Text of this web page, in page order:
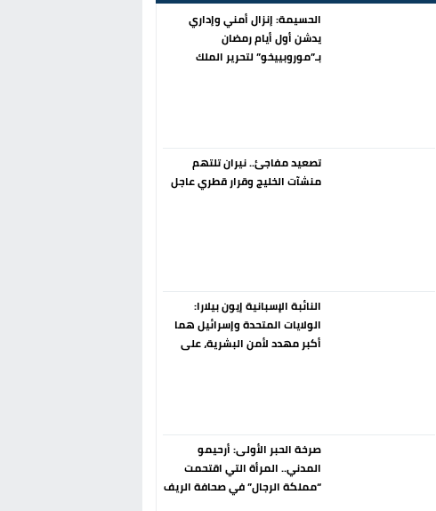
الحسيمة: إنزال أمني وإداري
يدشن أول أيام رمضان
بـ”موروبييخو” لتحرير الملك
تصعيد مفاجئ.. نيران تلتهم
منشآت الخليج وقرار قطري عاجل
النائبة الإسبانية إيون بيلارا:
الولايات المتحدة وإسرائيل هما
أكبر مهدد لأمن البشرية، على
صرخة الحبر الأولى: أرحيمو
المدني.. المرأة التي اقتحمت
“مملكة الرجال” في صحافة الريف